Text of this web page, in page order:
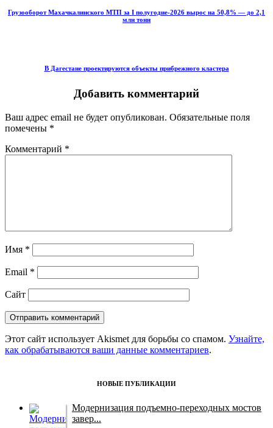
Грузооборот Махачкалинского МТП за I полугодие-2026 вырос на 50,8% — до 2,1
млн тонн
В Дагестане проектируются объекты прибрежного кластера
Добавить комментарий
Ваш адрес email не будет опубликован. Обязательные поля
помечены *
Комментарий *
Имя *
Email *
Сайт
Этот сайт использует Akismet для борьбы со спамом. Узнайте,
как обрабатываются ваши данные комментариев.
НОВЫЕ ПУБЛИКАЦИИ
Модернизация подъемно-переходных мостов
завер...